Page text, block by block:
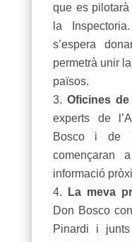
que es
la
s’espera
permetrà unir
països.
Oficines
experts de
Bosco i de
començaran
informació
La meva
Don Bosco
Pinardi i